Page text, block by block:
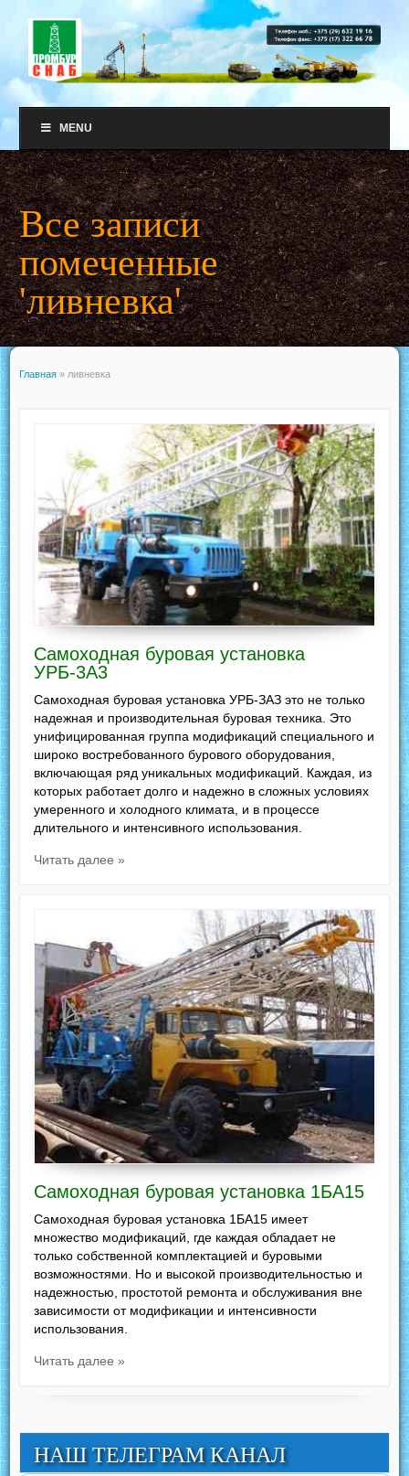
MENU
Все записи
помеченные
'ливневка'
Главная » ливневка
Самоходная буровая установка
УРБ-3А3
Самоходная буровая установка УРБ-ЗАЗ это не только
надежная и производительная буровая техника. Это
унифицированная группа модификаций специального и
широко востребованного бурового оборудования,
включающая ряд уникальных модификаций. Каждая, из
которых работает долго и надежно в сложных условиях
умеренного и холодного климата, и в процессе
длительного и интенсивного использования.
Читать далее »
Самоходная буровая установка 1БА15
Самоходная буровая установка 1БА15 имеет
множество модификаций, где каждая обладает не
только собственной комплектацией и буровыми
возможностями. Но и высокой производительностью и
надежностью, простотой ремонта и обслуживания вне
зависимости от модификации и интенсивности
использования.
Читать далее »
НАШ ТЕЛЕГРАМ КАНАЛ